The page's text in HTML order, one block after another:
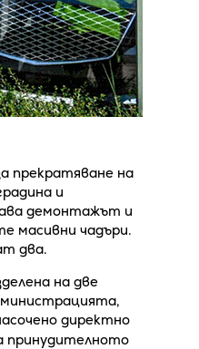
прекратяване на
и
демонтажът и
масивни чадъри.
два.
на две
директно
принудителното